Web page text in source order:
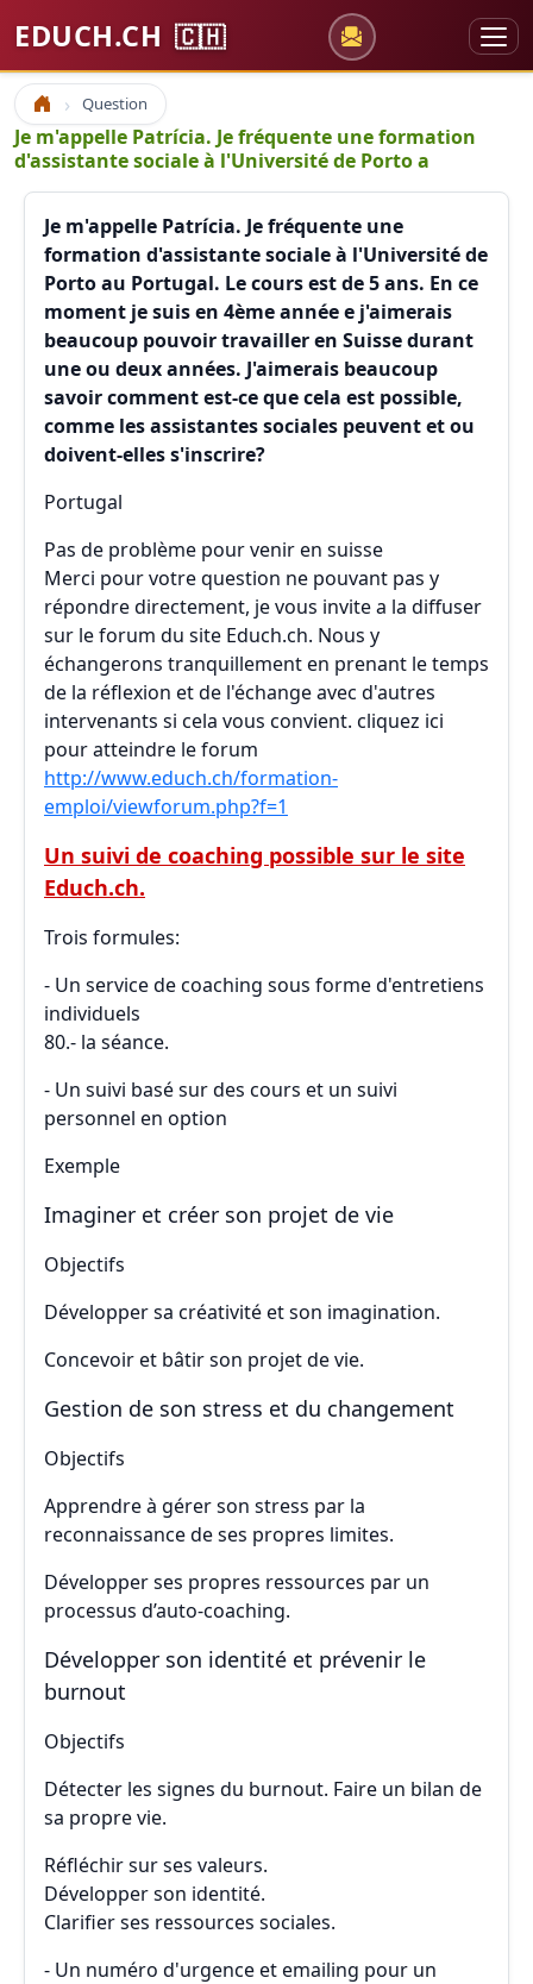
EDUCH.CH 🇨🇭
Accueil Question
Je m'appelle Patrícia. Je fréquente une formation
d'assistante sociale à l'Université de Porto a
Je m'appelle Patrícia. Je fréquente une
formation d'assistante sociale à l'Université de
Porto au Portugal. Le cours est de 5 ans. En ce
moment je suis en 4ème année e j'aimerais
beaucoup pouvoir travailler en Suisse durant
une ou deux années. J'aimerais beaucoup
savoir comment est-ce que cela est possible,
comme les assistantes sociales peuvent et ou
doivent-elles s'inscrire?
Portugal
Pas de problème pour venir en suisse
Merci pour votre question ne pouvant pas y
répondre directement, je vous invite a la diffuser
sur le forum du site Educh.ch. Nous y
échangerons tranquillement en prenant le temps
de la réflexion et de l'échange avec d'autres
intervenants si cela vous convient. cliquez ici
pour atteindre le forum
http://www.educh.ch/formation-
emploi/viewforum.php?f=1
Un suivi de coaching possible sur le site
Educh.ch.
Trois formules:
- Un service de coaching sous forme d'entretiens
individuels
80.- la séance.
- Un suivi basé sur des cours et un suivi
personnel en option
Exemple
Imaginer et créer son projet de vie
Objectifs
Développer sa créativité et son imagination.
Concevoir et bâtir son projet de vie.
Gestion de son stress et du changement
Objectifs
Apprendre à gérer son stress par la
reconnaissance de ses propres limites.
Développer ses propres ressources par un
processus d’auto-coaching.
Développer son identité et prévenir le
burnout
Objectifs
Détecter les signes du burnout. Faire un bilan de
sa propre vie.
Réfléchir sur ses valeurs.
Développer son identité.
Clarifier ses ressources sociales.
- Un numéro d'urgence et emailing pour un